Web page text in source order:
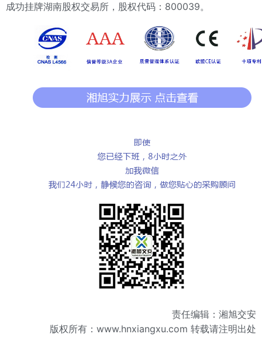
成功挂牌湖南股权交易所，股权代码：800039。
责任编辑：湘旭交安
版权所有： www.hnxiangxu.com 转载请注明出处